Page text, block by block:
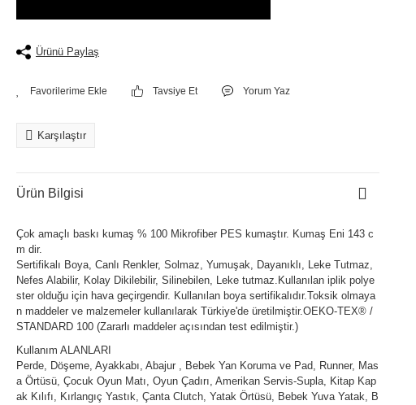
Ürünü Paylaş
Tavsiye Et Yorum Yaz
Karşılaştır
Ürün Bilgisi
Çok amaçlı baskı kumaş % 100 Mikrofiber PES kumaştır. Kumaş Eni 143 c
m dir.
Sertifikalı Boya, Canlı Renkler, Solmaz, Yumuşak, Dayanıklı, Leke Tutmaz,
Nefes Alabilir, Kolay Dikilebilir, Silinebilen, Leke tutmaz.Kullanılan iplik polye
ster olduğu için hava geçirgendir. Kullanılan boya sertifikalıdır.Toksik olmaya
n maddeler ve malzemeler kullanılarak Türkiye'de üretilmiştir.OEKO-TEX® /
STANDARD 100 (Zararlı maddeler açısından test edilmiştir.)
Kullanım ALANLARI
Perde, Döşeme, Ayakkabı, Abajur , Bebek Yan Koruma ve Pad, Runner, Mas
a Örtüsü, Çocuk Oyun Matı, Oyun Çadırı, Amerikan Servis-Supla, Kitap Kap
ak Kılıfı, Kırlangıç Yastık, Çanta Clutch, Yatak Örtüsü, Bebek Yuva Yatak, B